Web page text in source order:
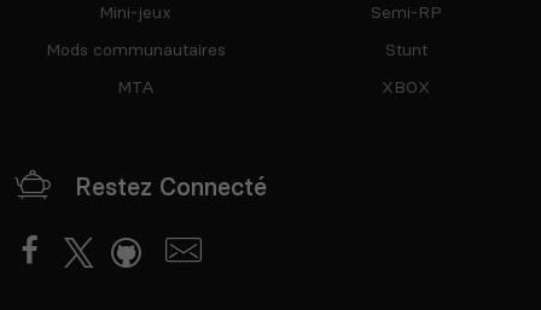
Mini-jeux
Mods communautaires
MTA
Semi-RP
Stunt
XBOX
Restez Connecté